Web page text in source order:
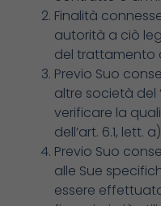
Finalità
autorità a ciò
del trattamento
Previo Suo
altre società del
verificare la
dell’art. 6.1, lett.
Previo Suo
alle Sue
essere